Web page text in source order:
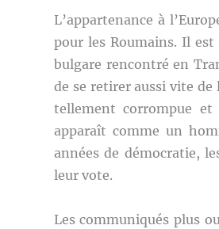
L’appartenance à
pour les Roumains. Il
bulgare rencontré en
de se retirer aussi vite de
tellement corrompue
apparaît comme un
années de démocratie,
leur vote.
Les communiqués plus